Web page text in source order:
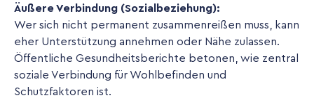
Äußere Verbindung (Sozialbeziehung):
Wer sich nicht permanent zusammenreißen muss, kann
eher Unterstützung annehmen oder Nähe zulassen.
Öffentliche Gesundheitsberichte betonen, wie zentral
soziale Verbindung für Wohlbefinden und
Schutzfaktoren ist.